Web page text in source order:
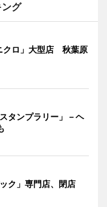
グ
クロ」大型店 秋葉原
タンプラリー」－ヘ
ク」専門店、閉店